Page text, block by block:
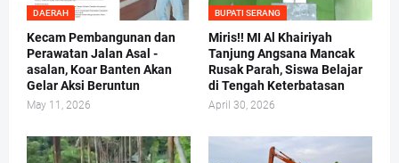
DAERAH
Kecam Pembangunan dan
Perawatan Jalan Asal -
asalan, Koar Banten Akan
Gelar Aksi Beruntun
May 11, 2026
BUPATI SERANG
Miris!! MI Al Khairiyah
Tanjung Angsana Mancak
Rusak Parah, Siswa Belajar
di Tengah Keterbatasan
April 30, 2026